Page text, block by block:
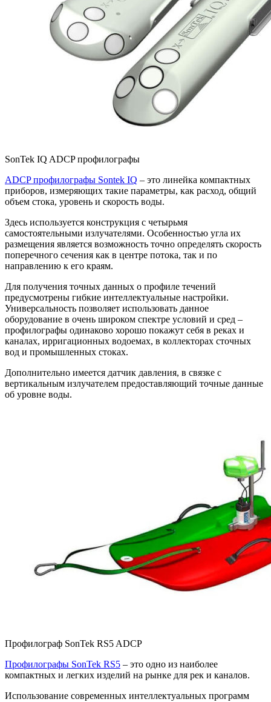
SonTek IQ ADCP профилографы
ADCP профилографы Sontek IQ – это линейка компактных
приборов, измеряющих такие параметры, как расход, общий
объем стока, уровень и скорость воды.
Здесь используется конструкция с четырьмя
самостоятельными излучателями. Особенностью угла их
размещения является возможность точно определять скорость
поперечного сечения как в центре потока, так и по
направлению к его краям.
Для получения точных данных о профиле течений
предусмотрены гибкие интеллектуальные настройки.
Универсальность позволяет использовать данное
оборудование в очень широком спектре условий и сред –
профилографы одинаково хорошо покажут себя в реках и
каналах, ирригационных водоемах, в коллекторах сточных
вод и промышленных стоках.
Дополнительно имеется датчик давления, в связке с
вертикальным излучателем предоставляющий точные данные
об уровне воды.
Профилограф SonTek RS5 ADCP
Профилографы SonTek RS5 – это одно из наиболее
компактных и легких изделий на рынке для рек и каналов.
Использование современных интеллектуальных программ